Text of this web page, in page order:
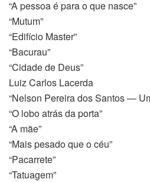
“A pessoa é para o que nasce”
“Mutum”
“Edifício Master”
“Bacurau”
“Cidade de Deus”
Luiz Carlos Lacerda
“Nelson Pereira dos Santos —
“O lobo atrás da porta”
“A mãe”
“Mais pesado que o céu”
“Pacarrete”
“Tatuagem”